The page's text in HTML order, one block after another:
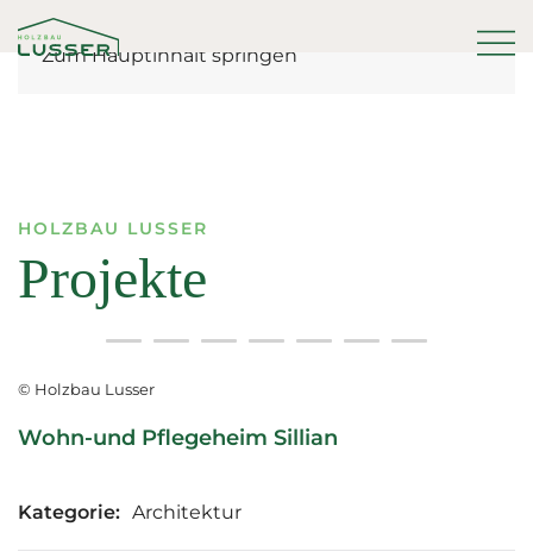
Zum Hauptinhalt springen
HOLZBAU LUSSER
Projekte
© Holzbau Lusser
Wohn-und Pflegeheim Sillian
Kategorie: Architektur